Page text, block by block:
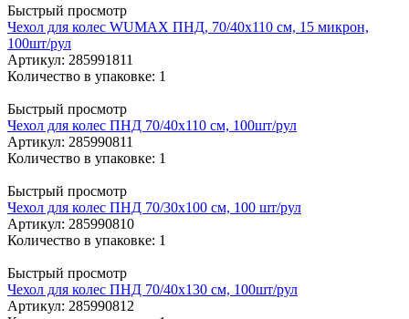
Быстрый просмотр
Чехол для колес WUMAX ПНД, 70/40х110 см, 15 микрон,
100шт/рул
Артикул: 285991811
Количество в упаковке: 1
Быстрый просмотр
Чехол для колес ПНД 70/40х110 см, 100шт/рул
Артикул: 285990811
Количество в упаковке: 1
Быстрый просмотр
Чехол для колес ПНД 70/30х100 см, 100 шт/рул
Артикул: 285990810
Количество в упаковке: 1
Быстрый просмотр
Чехол для колес ПНД 70/40х130 см, 100шт/рул
Артикул: 285990812